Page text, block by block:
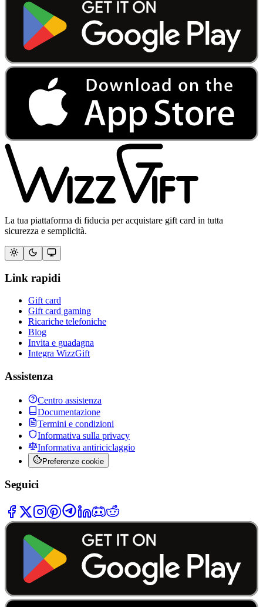
La tua piattaforma di fiducia per acquistare gift card in tutta
sicurezza e semplicità.
Link rapidi
Gift card
Gift card gaming
Ricariche telefoniche
Blog
Invita e guadagna
Integra WizzGift
Assistenza
Centro assistenza
Documentazione
Termini e condizioni
Informativa sulla privacy
Informativa antiriciclaggio
Preferenze cookie
Seguici